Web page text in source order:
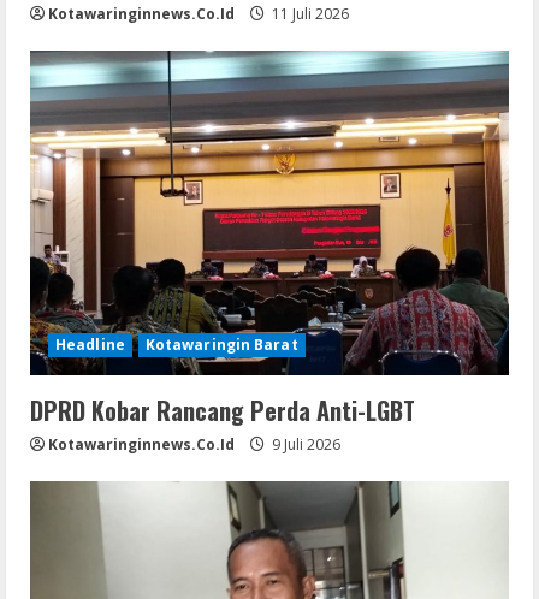
Kotawaringinnews.co.id 11 Juli 2026
Headline Kotawaringin Barat
DPRD Kobar Rancang Perda Anti-LGBT
Kotawaringinnews.co.id 9 Juli 2026